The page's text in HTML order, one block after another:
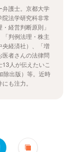
弁護士。京都大学
法学研究科非常
経営判断原則」
「判例法理・株主
央経済社）、「増
者さんの法律問
人が伝えたいこ
除出版）等。近時
も注力。